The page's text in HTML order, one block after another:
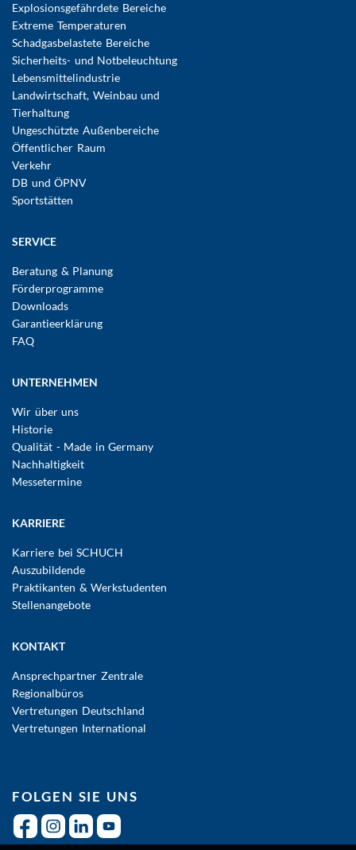
Explosionsgefährdete Bereiche
Extreme Temperaturen
Schadgasbelastete Bereiche
Sicherheits- und Notbeleuchtung
Lebensmittelindustrie
Landwirtschaft, Weinbau und
Tierhaltung
Ungeschützte Außenbereiche
Öffentlicher Raum
Verkehr
DB und ÖPNV
Sportstätten
SERVICE
Beratung & Planung
Förderprogramme
Downloads
Garantieerklärung
FAQ
UNTERNEHMEN
Wir über uns
Historie
Qualität - Made in Germany
Nachhaltigkeit
Messetermine
KARRIERE
Karriere bei SCHUCH
Auszubildende
Praktikanten & Werkstudenten
Stellenangebote
KONTAKT
Ansprechpartner Zentrale
Regionalbüros
Vertretungen Deutschland
Vertretungen International
FOLGEN SIE UNS